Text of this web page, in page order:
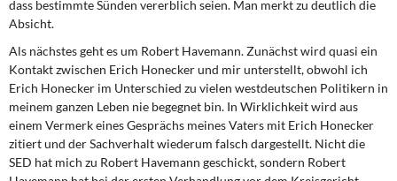
dass bestimmte Sünden vererblich seien. Man merkt zu deutlich die
Absicht.
Als nächstes geht es um Robert Havemann. Zunächst wird quasi ein
Kontakt zwischen Erich Honecker und mir unterstellt, obwohl ich
Erich Honecker im Unterschied zu vielen westdeutschen Politikern in
meinem ganzen Leben nie begegnet bin. In Wirklichkeit wird aus
einem Vermerk eines Gesprächs meines Vaters mit Erich Honecker
zitiert und der Sachverhalt wiederum falsch dargestellt. Nicht die
SED hat mich zu Robert Have­mann geschickt, sondern Robert